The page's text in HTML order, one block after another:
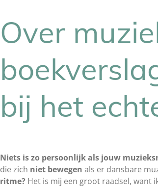
Over
bij het
Niets is zo persoonlijk als jouw
die zich niet bewegen als er dansbare
ritme? Het is mij een groot raadsel, want